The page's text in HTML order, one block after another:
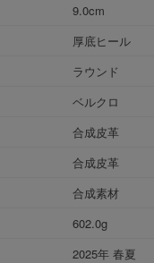
9.0cm
厚底ヒール
ラウンド
ベルクロ
合成皮革
合成皮革
合成素材
602.0g
2025年 春夏